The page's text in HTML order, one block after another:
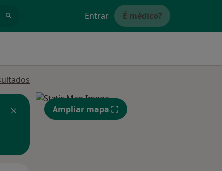
Entrar É médico?
Ampliar mapa